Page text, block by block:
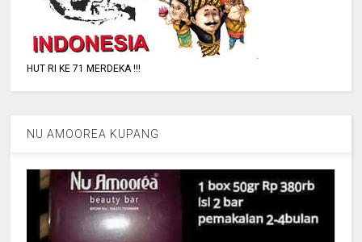
HUT RI KE 71 MERDEKA !!!
NU AMOOREA KUPANG